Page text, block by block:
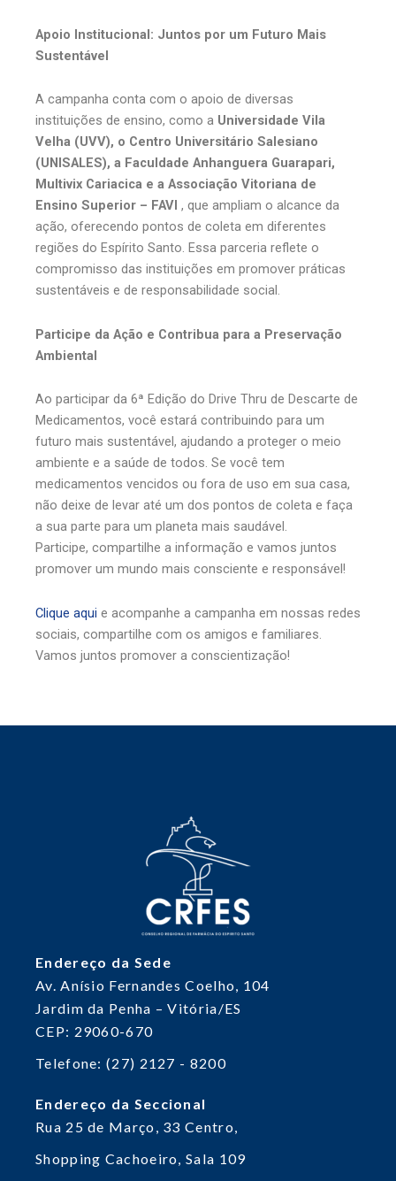
Apoio Institucional: Juntos por um Futuro Mais
Sustentável
A campanha conta com o apoio de diversas
instituições de ensino, como a Universidade Vila
Velha (UVV), o Centro Universitário Salesiano
(UNISALES), a Faculdade Anhanguera Guarapari,
Multivix Cariacica e a Associação Vitoriana de
Ensino Superior – FAVI , que ampliam o alcance da
ação, oferecendo pontos de coleta em diferentes
regiões do Espírito Santo. Essa parceria reflete o
compromisso das instituições em promover práticas
sustentáveis e de responsabilidade social.
Participe da Ação e Contribua para a Preservação
Ambiental
Ao participar da 6ª Edição do Drive Thru de Descarte de
Medicamentos, você estará contribuindo para um
futuro mais sustentável, ajudando a proteger o meio
ambiente e a saúde de todos. Se você tem
medicamentos vencidos ou fora de uso em sua casa,
não deixe de levar até um dos pontos de coleta e faça
a sua parte para um planeta mais saudável.
Participe, compartilhe a informação e vamos juntos
promover um mundo mais consciente e responsável!
Clique aqui e acompanhe a campanha em nossas redes
sociais, compartilhe com os amigos e familiares.
Vamos juntos promover a conscientização!
Endereço da Sede
Av. Anísio Fernandes Coelho, 104
Jardim da Penha – Vitória/ES
CEP: 29060-670
Telefone: (27) 2127 - 8200
Endereço da Seccional
Rua 25 de Março, 33Centro,
Shopping Cachoeiro, Sala 109